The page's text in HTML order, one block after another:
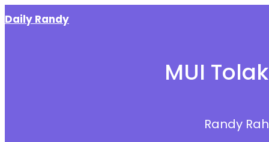
to
Daily Randy
MUI
Randy